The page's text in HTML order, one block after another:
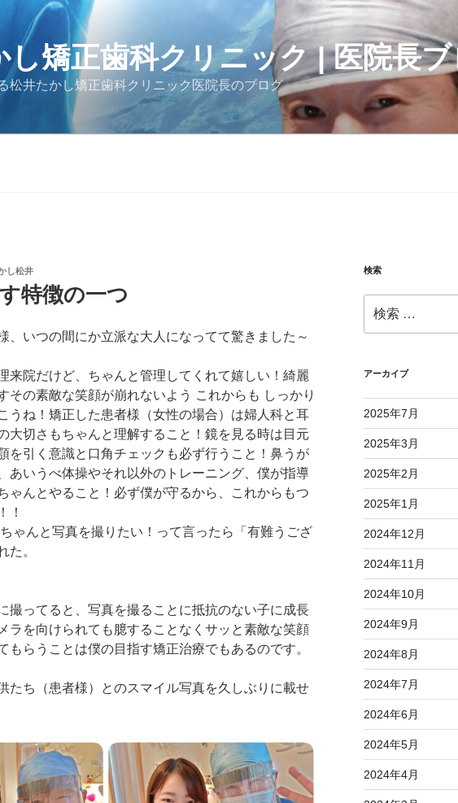
し矯正歯科クリニック | 医院長
松井たかし矯正歯科クリニック医院長のブログ
し松井
特徴の一つ
、いつの間にか立派な大人になってて驚きました～
来院だけど、ちゃんと管理してくれて嬉しい！綺麗
その素敵な笑顔が崩れないよう これからも しっかり
うね！⁡矯正した患者様（女性の場合）は婦人科と耳
大切さもちゃんと理解すること！鏡を見る時は目元
を引く意識と口角チェックも必ず行うこと！鼻うが
あいうべ体操やそれ以外のトレーニング、僕が指導
ゃんとやること！必ず僕が守るから、これからもつ
！
ゃんと写真を撮りたい！って言ったら「有難うござ
た。
撮ってると、写真を撮ることに抵抗のない子に成長
ラを向けられても臆することなくサッと素敵な笑顔
もらうことは僕の目指す矯正治療でもあるのです。
たち（患者様）とのスマイル写真を久しぶりに載せ
検索
索:
アーカイブ
2025年7月
2025年3月
2025年2月
2025年1月
2024年12月
2024年11月
2024年10月
2024年9月
2024年8月
2024年7月
2024年6月
2024年5月
2024年4月